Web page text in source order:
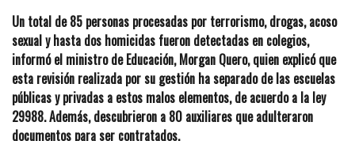
Un total de 85 personas procesadas por terrorismo, drogas, acoso
sexual y hasta dos homicidas fueron detectadas en colegios,
informó el ministro de Educación, Morgan Quero, quien explicó que
esta revisión realizada por su gestión ha separado de las escuelas
públicas y privadas a estos malos elementos, de acuerdo a la ley
29988. Además, descubrieron a 80 auxiliares que adulteraron
documentos para ser contratados.